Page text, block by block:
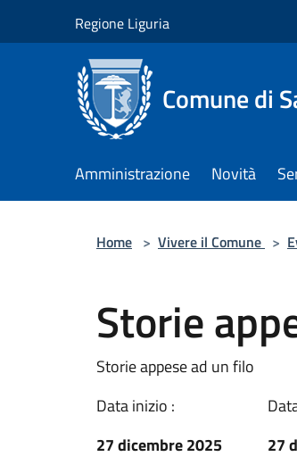
Regione Liguria
Comune di
Amministrazione Novità
Home > Vivere il Comune >
Storie
Storie appese ad un filo
Data inizio :
27 dicembre 2025
27